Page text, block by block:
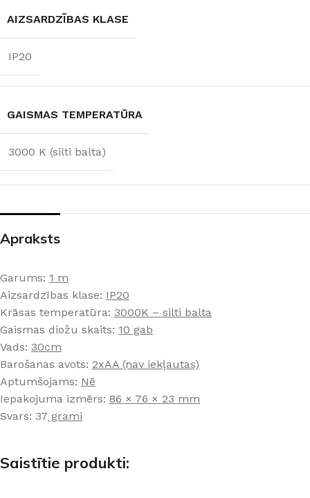
AIZSARDZĪBAS KLASE
IP20
GAISMAS TEMPERATŪRA
3000 K (silti balta)
Apraksts
Garums: 1 m
Aizsardzības klase: IP20
Krāsas temperatūra: 3000K – silti balta
Gaismas diožu skaits: 10 gab
Vads: 30cm
Barošanas avots: 2xAA (nav iekļautas)
Aptumšojams: Nē
Iepakojuma izmērs: 86 × 76 × 23 mm
Svars: 37 grami
Saistītie produkti: